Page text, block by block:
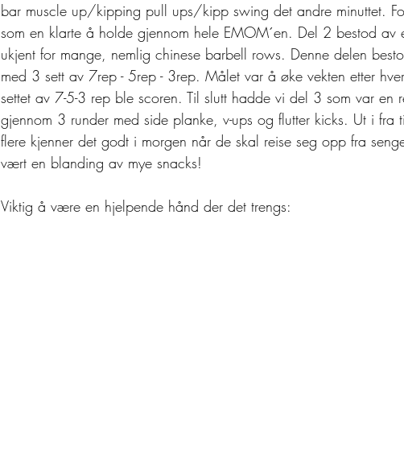
bar muscle up/kipping pull ups/kipp swing det andre minuttet.
som en klarte å holde gjennom hele EMOM´en. Del 2 bestod av
ukjent for mange, nemlig chinese barbell rows. Denne delen
med 3 sett av 7rep - 5rep - 3rep. Målet var å øke vekten etter
settet av 7-5-3 rep ble scoren. Til slutt hadde vi del 3 som var en
gjennom 3 runder med side planke, v-ups og flutter kicks. Ut i
flere kjenner det godt i morgen når de skal reise seg opp fra
vært en blanding av mye snacks!
Viktig å være en hjelpende hånd der det trengs: